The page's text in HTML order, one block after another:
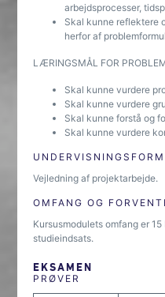
arbejdsprocesser,
Skal kunne reflektere
herfor af
LÆRINGSMÅL FOR
Skal kunne vurdere
Skal kunne vurdere
Skal kunne forstå og
Skal kunne vurdere
UNDERVISNINGSFORM
Vejledning af projektarbejde.
OMFANG OG
Kursusmodulets omfang er
studieindsats.
EKSAMEN
PRØVER